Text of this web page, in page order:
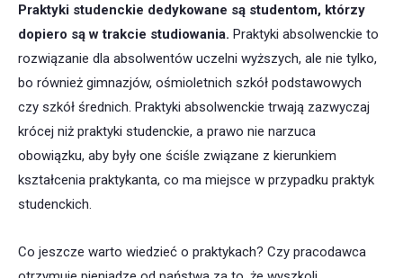
Praktyki studenckie dedykowane są studentom, którzy
dopiero są w trakcie studiowania. Praktyki absolwenckie to
rozwiązanie dla absolwentów uczelni wyższych, ale nie tylko,
bo również gimnazjów, ośmioletnich szkół podstawowych
czy szkół średnich. Praktyki absolwenckie trwają zazwyczaj
krócej niż praktyki studenckie, a prawo nie narzuca
obowiązku, aby były one ściśle związane z kierunkiem
kształcenia praktykanta, co ma miejsce w przypadku praktyk
studenckich.
Co jeszcze warto wiedzieć o praktykach? Czy pracodawca